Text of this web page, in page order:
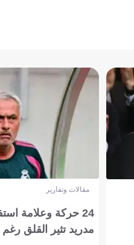
مقالات وتقارير
24 حركة وعلامة
مدريد تثير القلق